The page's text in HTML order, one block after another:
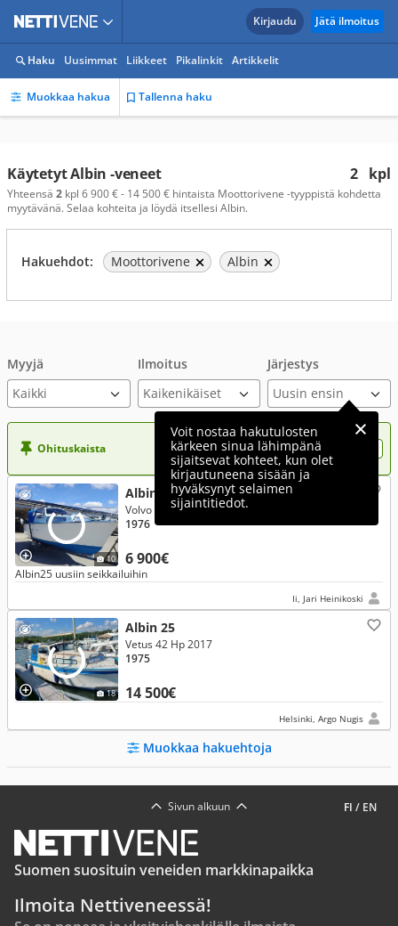
Kirjaudu Jätä ilmoitus
Haku Uusimmat Liikkeet Pikalinkit Artikkelit
Muokkaa hakua Tallenna haku
2 kpl
Käytetyt Albin -veneet
Yhteensä 2 kpl 6 900 € - 14 500 € hintaista Moottorivene -tyyppistä kohdetta
myytävänä. Selaa kohteita ja löydä itsellesi Albin.
Hakuehdot: Moottorivene Albin
Myyjä Ilmoitus Järjestys
Voit nostaa hakutulosten
kärkeen sinua lähimpänä
sijaitsevat kohteet, kun olet
kirjautuneena sisään ja
hyväksynyt selaimen
sijaintitiedot.
Ohituskaista Nosta ilmoituksesi tähän?
10
Albin 25
6 900€
Volvo 35 Hp 1976
1976
Albin25 uusiin seikkailuihin
Ii, Jari Heinikoski
18
Albin 25
14 500€
Vetus 42 Hp 2017
1975
Helsinki, Argo Nugis
Muokkaa hakuehtoja
FI / EN
Sivun alkuun
Suomen suosituin veneiden markkinapaikka
Ilmoita Nettiveneessä!